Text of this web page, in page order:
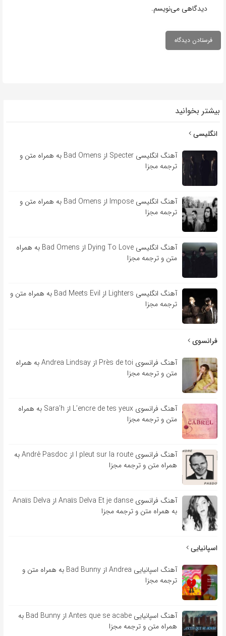
دیدگاهی می‌نویسم.
بیشتر بخوانید
انگلیسی
آهنگ انگلیسی Specter از Bad Omens به همراه متن و
ترجمه مجزا
آهنگ انگلیسی Impose از Bad Omens به همراه متن و
ترجمه مجزا
آهنگ انگلیسی Dying To Love از Bad Omens به همراه
متن و ترجمه مجزا
آهنگ انگلیسی Lighters از Bad Meets Evil به همراه متن و
ترجمه مجزا
فرانسوی
آهنگ فرانسوی Près de toi از Andrea Lindsay به همراه
متن و ترجمه مجزا
آهنگ فرانسوی L’encre de tes yeux از Sara’h به همراه
متن و ترجمه مجزا
آهنگ فرانسوی l pleut sur la route از André Pasdoc به
همراه متن و ترجمه مجزا
آهنگ فرانسوی Anaïs Delva Et je danse از Anaïs Delva
به همراه متن و ترجمه مجزا
اسپانیایی
آهنگ اسپانیایی Andrea از Bad Bunny به همراه متن و
ترجمه مجزا
آهنگ اسپانیایی Antes que se acabe از Bad Bunny به
همراه متن و ترجمه مجزا